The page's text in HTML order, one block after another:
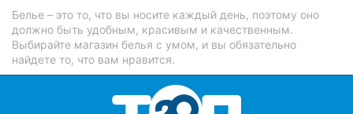
Белье – это то, что вы носите каждый день, поэтому оно
должно быть удобным, красивым и качественным.
Выбирайте магазин белья с умом, и вы обязательно
найдете то, что вам нравится.